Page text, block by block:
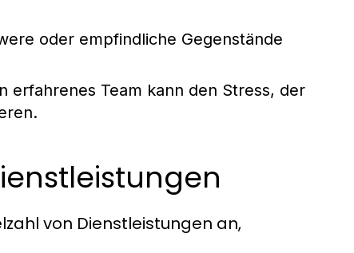
oder empfindliche Gegenstände
erfahrenes Team kann den Stress, der
von Dienstleistungen an,